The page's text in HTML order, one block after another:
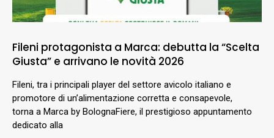
Fileni protagonista a Marca: debutta la “Scelta
Giusta” e arrivano le novità 2026
Fileni, tra i principali player del settore avicolo italiano e
promotore di un’alimentazione corretta e consapevole,
torna a Marca by BolognaFiere, il prestigioso appuntamento
dedicato alla